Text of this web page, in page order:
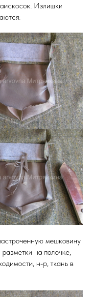
Излишки
мешковину
на полочке,
н-р, ткань в